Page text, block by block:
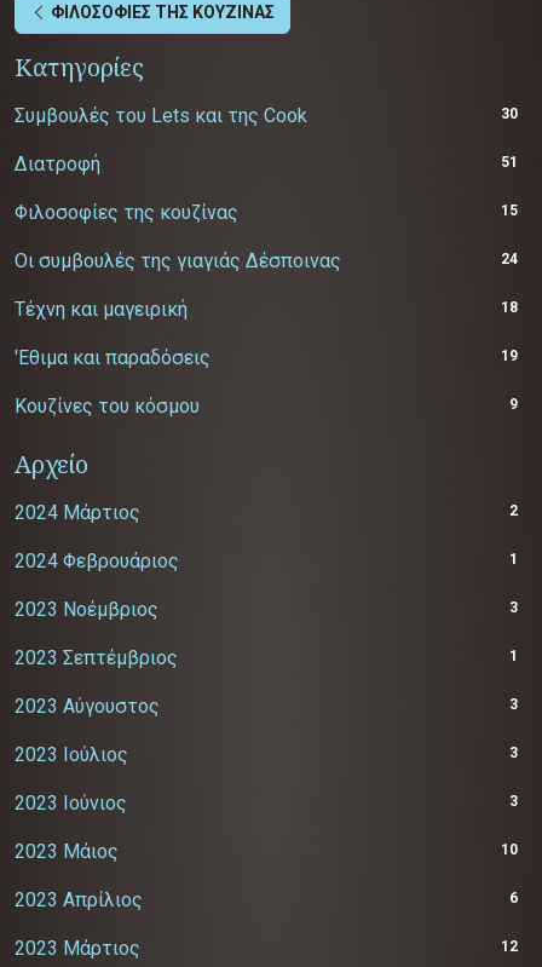
ΦΙΛΟΣΟΦΙΕΣ ΤΗΣ ΚΟΥΖΙΝΑΣ
Κατηγορίες
Συμβουλές του Lets και της Cook 30
Διατροφή 51
Φιλοσοφίες της κουζίνας 15
Οι συμβουλές της γιαγιάς Δέσποινας 24
Τέχνη και μαγειρική 18
'Εθιμα και παραδόσεις 19
Κουζίνες του κόσμου 9
Αρχείο
2024 Μάρτιος 2
2024 Φεβρουάριος 1
2023 Νοέμβριος 3
2023 Σεπτέμβριος 1
2023 Αύγουστος 3
2023 Ιούλιος 3
2023 Ιούνιος 3
2023 Μάιος 10
2023 Απρίλιος 6
2023 Μάρτιος 12